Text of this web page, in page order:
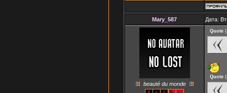
Mary_587 Дата:
beauté du monde
Quote (
Quote (